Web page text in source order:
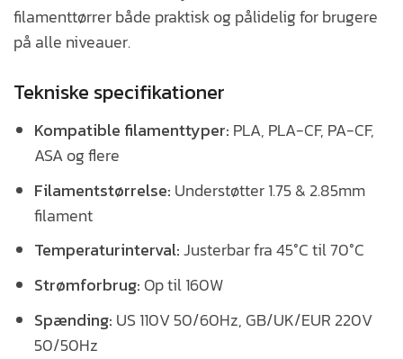
filamenttørrer både praktisk og pålidelig for brugere
på alle niveauer.
Tekniske specifikationer
Kompatible filamenttyper: PLA, PLA-CF, PA-CF,
ASA og flere
Filamentstørrelse: Understøtter 1.75 & 2.85mm
filament
Temperaturinterval:Justerbar fra 45°C til 70°C
Strømforbrug: Op til 160W
Spænding: US 110V 50/60Hz, GB/UK/EUR 220V
50/50Hz